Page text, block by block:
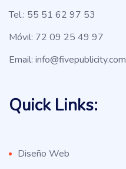
Tel.: 55 51 62 97 53
Móvil: 72 09 25 49 97
Email: info@fivepublicity.com
Quick Links:
Diseño Web